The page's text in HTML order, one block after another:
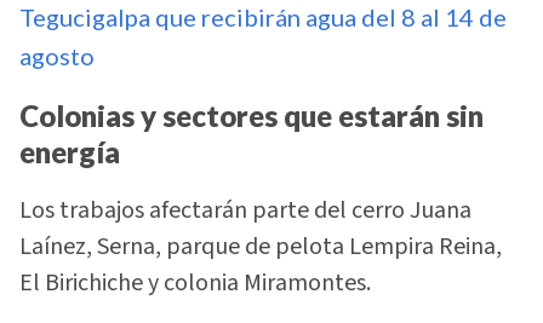
Tegucigalpa que recibirán agua del 8 al 14 de
agosto
Colonias y sectores que estarán sin
energía
Los trabajos afectarán parte del cerro Juana
Laínez, Serna, parque de pelota Lempira Reina,
El Birichiche y colonia Miramontes.